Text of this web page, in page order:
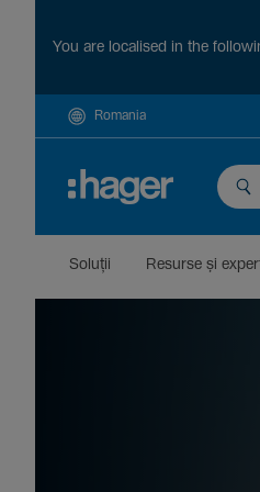
You are localised in the
Romania
Soluții Resurse și